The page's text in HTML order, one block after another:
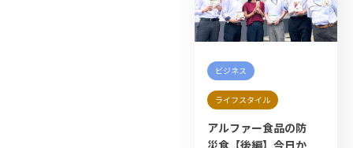
ビジネス
ライフスタイル
アルファー食品の防